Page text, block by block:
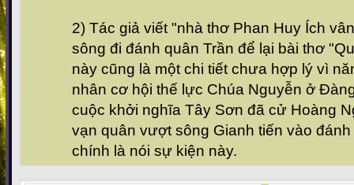
2) Tác giả viết "nhà thơ Phan Huy Ích
sông đi đánh quân Trần để lại bài thơ
này cũng là một chi tiết chưa hợp lý vì
nhân cơ hội thế lực Chúa Nguyễn ở
cuộc khởi nghĩa Tây Sơn đã cử Hoàng
vạn quân vượt sông Gianh tiến vào
chính là nói sự kiện này.